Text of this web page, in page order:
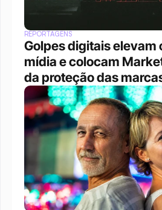
REPORTAGENS
Golpes digitais elevam
mídia e colocam
da proteção das